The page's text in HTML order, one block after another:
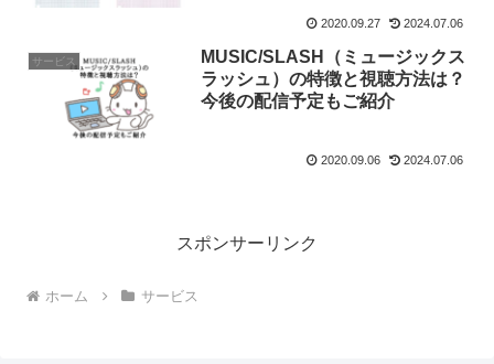
2020.09.27 2024.07.06
サービス
MUSIC/SLASH（ミュージックス
ラッシュ）の特徴と視聴方法は？
今後の配信予定もご紹介
2020.09.06 2024.07.06
スポンサーリンク
ホーム サービス